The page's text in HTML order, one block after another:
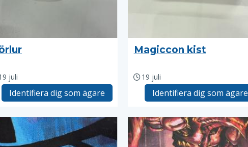
juli
Identifiera dig som ägare
Magiccon kist
19 juli
Identifiera dig som ägare